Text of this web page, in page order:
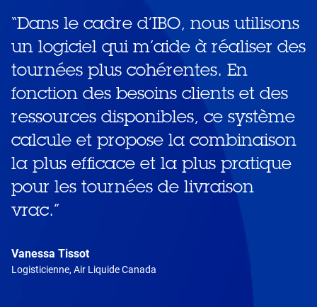
“Dans le cadre d’IBO, nous utilisons
un logiciel qui m’aide à réaliser des
tournées plus cohérentes. En
fonction des besoins clients et des
ressources disponibles, ce système
calcule et propose la combinaison
la plus efficace et la plus pratique
pour les tournées de livraison
vrac.”
Vanessa Tissot
Logisticienne, Air Liquide Canada